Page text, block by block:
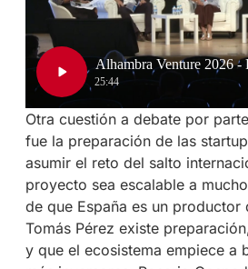
Otra cuestión a debate por
fue la preparación de las
asumir el reto del salto
proyecto sea escalable a
de que España es un productor
Tomás Pérez existe
y que el ecosistema empiece a